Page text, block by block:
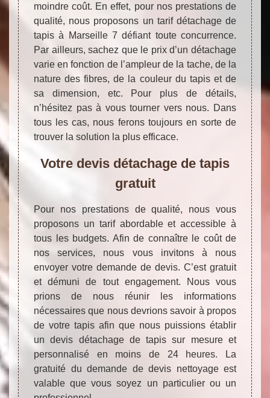
moindre coût. En effet, pour nos prestations de
qualité, nous proposons un tarif détachage de
tapis à Marseille 7 défiant toute concurrence.
Par ailleurs, sachez que le prix d’un détachage
varie en fonction de l’ampleur de la tache, de la
nature des fibres, de la couleur du tapis et de
sa dimension, etc. Pour plus de détails,
n’hésitez pas à vous tourner vers nous. Dans
tous les cas, nous ferons toujours en sorte de
trouver la solution la plus efficace.
Votre devis détachage de tapis
gratuit
Pour nos prestations de qualité, nous vous
proposons un tarif abordable et accessible à
tous les budgets. Afin de connaître le coût de
nos services, nous vous invitons à nous
envoyer votre demande de devis. C’est gratuit
et démuni de tout engagement. Nous vous
prions de nous réunir les informations
nécessaires que nous devrions savoir à propos
de votre tapis afin que nous puissions établir
un devis détachage de tapis sur mesure et
personnalisé en moins de 24 heures. La
gratuité du demande de devis nettoyage est
valable que vous soyez un particulier ou un